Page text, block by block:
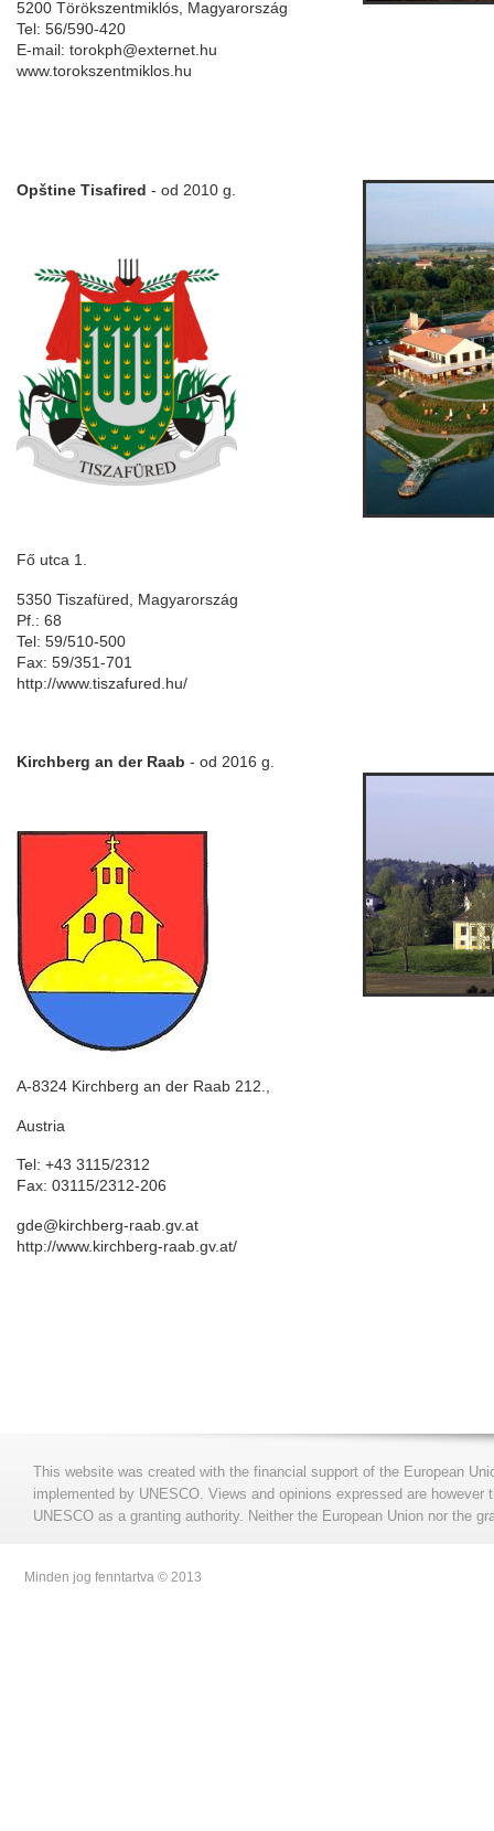
5200 Törökszentmiklós, Magyarország
Tel: 56/590-420
E-mail: torokph@externet.hu
www.torokszentmiklos.hu
Opštine Tisafired - od 2010 g.
Fő utca 1.
5350 Tiszafüred, Magyarország
Pf.: 68
Tel: 59/510-500
Fax: 59/351-701
http://www.tiszafured.hu/
Kirchberg an der Raab - od
A-8324 Kirchberg an der Raab 212.,
Austria
Tel: +43 3115/2312
Fax: 03115/2312-206
gde@kirchberg-raab.gv.at
http://www.kirchberg-raab.gv.at/
This website was created with the financial support of the European
implemented by UNESCO. Views and opinions expressed are
UNESCO as a granting authority. Neither the European Union nor the
Minden jog fenntartva © 2013